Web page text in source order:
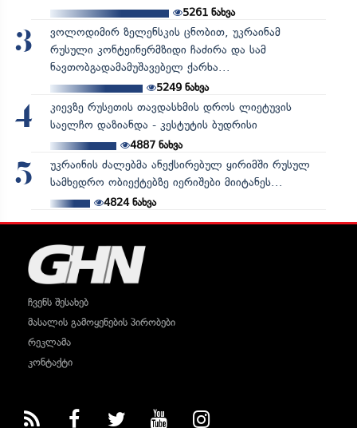
5261ნახვა
3
ვოლოდიმირ ზელენსკის ცნობით, უკრაინამ
რუსული კონტეინერმზიდი ჩაძირა და სამ
ნავთობგადამამუშავებელ ქარხა...
5249ნახვა
4
კიევზე რუსეთის თავდასხმის დროს ლიეტუვის
საელჩო დაზიანდა - კესტუტის ბუდრისი
4887ნახვა
5
უკრაინის ძალებმა ანექსირებულ ყირიმში რუსულ
სამხედრო ობიექტებზე იერიშები მიიტანეს...
4824ნახვა
ჩვენს შესახებ
მასალის გამოყენების პირობები
რეკლამა
კონტაქტი